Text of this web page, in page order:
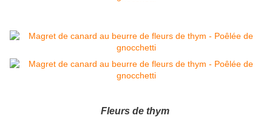
Fleurs de thym